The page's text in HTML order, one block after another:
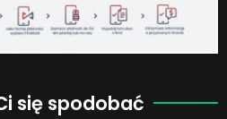
się spodobać